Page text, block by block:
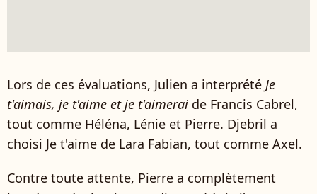
Lors de ces évaluations, Julien a interprété Je
t'aimais, je t'aime et je t'aimerai de Francis Cabrel,
tout comme Héléna, Lénie et Pierre. Djebril a
choisi Je t'aime de Lara Fabian, tout comme Axel.
Contre toute attente, Pierre a complètement